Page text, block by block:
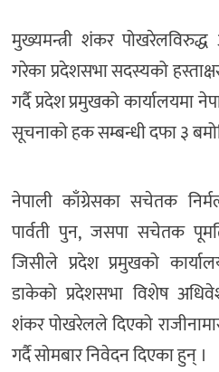
मुख्यमन्त्री शंकर पोखरेलविरुद्ध
गरेका प्रदेशसभा सदस्यको
गर्दै प्रदेश प्रमुखको कार्यालयमा
सूचनाको हक सम्बन्धी दफा ३
नेपाली काँग्रेसका सचेतक
पार्वती पुन, जसपा सचेतक
जिसीले प्रदेश प्रमुखको
डाकेको प्रदेशसभा विशेष
शंकर पोखरेलले दिएको
गर्दै सोमबार निवेदन दिएका हुन् ।